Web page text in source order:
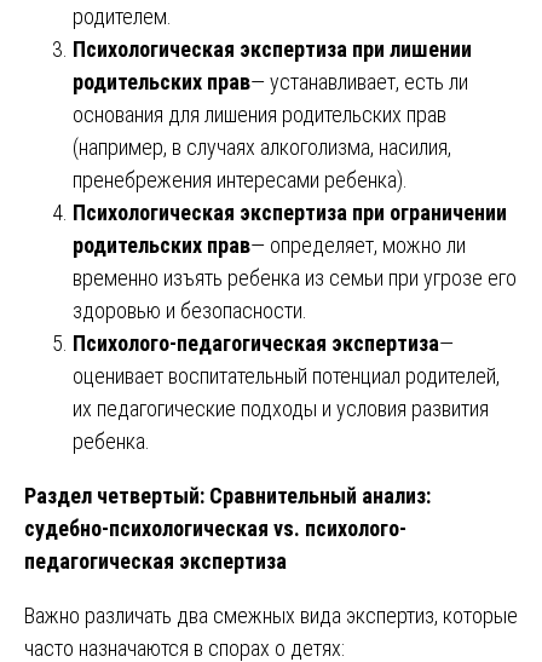
родителем.
Психологическая экспертиза при лишении
родительских прав— устанавливает, есть ли
основания для лишения родительских прав
(например, в случаях алкоголизма, насилия,
пренебрежения интересами ребенка).
Психологическая экспертиза при ограничении
родительских прав— определяет, можно ли
временно изъять ребенка из семьи при угрозе его
здоровью и безопасности.
Психолого-педагогическая экспертиза—
оценивает воспитательный потенциал родителей,
их педагогические подходы и условия развития
ребенка.
Раздел четвертый: Сравнительный анализ:
судебно-психологическая vs. психолого-
педагогическая экспертиза
Важно различать два смежных вида экспертиз, которые
часто назначаются в спорах о детях: